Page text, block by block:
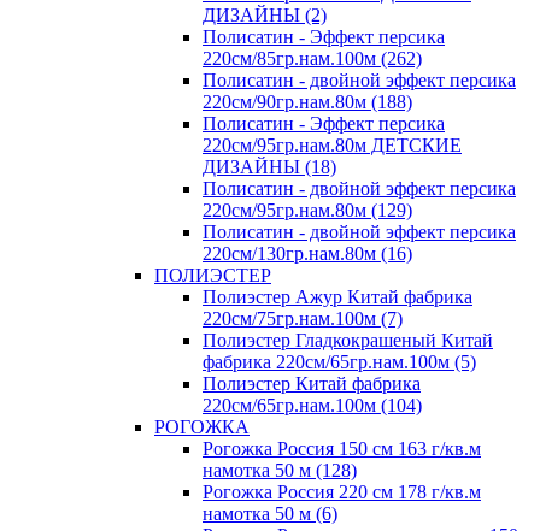
ДИЗАЙНЫ (2)
Полисатин - Эффект персика
220см/85гр.нам.100м (262)
Полисатин - двойной эффект персика
220см/90гр.нам.80м (188)
Полисатин - Эффект персика
220см/95гр.нам.80м ДЕТСКИЕ
ДИЗАЙНЫ (18)
Полисатин - двойной эффект персика
220см/95гр.нам.80м (129)
Полисатин - двойной эффект персика
220см/130гр.нам.80м (16)
ПОЛИЭСТЕР
Полиэстер Ажур Китай фабрика
220см/75гр.нам.100м (7)
Полиэстер Гладкокрашеный Китай
фабрика 220см/65гр.нам.100м (5)
Полиэстер Китай фабрика
220см/65гр.нам.100м (104)
РОГОЖКА
Рогожка Россия 150 см 163 г/кв.м
намотка 50 м (128)
Рогожка Россия 220 см 178 г/кв.м
намотка 50 м (6)